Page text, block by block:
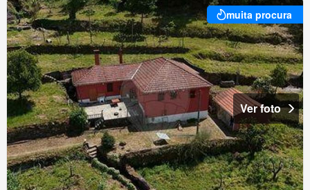
muita procura
Ver foto